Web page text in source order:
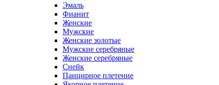
Эмаль
Фианит
Женские
Мужские
Женские золотые
Мужские серебряные
Женские серебряные
Снейк
Панцирное плетение